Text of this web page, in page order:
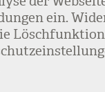
ein.